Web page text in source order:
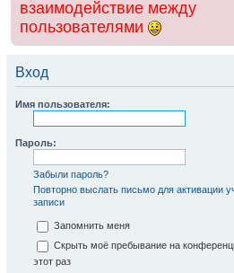
взаимодействие между
пользователями
Вход
Имя пользователя:
Пароль:
Забыли пароль?
Повторно выслать письмо для активации
записи
Запомнить меня
Скрыть моё пребывание на
этот раз